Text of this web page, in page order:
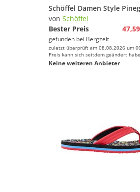
von Schöffel
Bester Preis
gefunden bei Bergzeit
zuletzt überprüft am 08.08.2026 um
Preis kann sich seitdem geändert
Keine weiteren Anbieter